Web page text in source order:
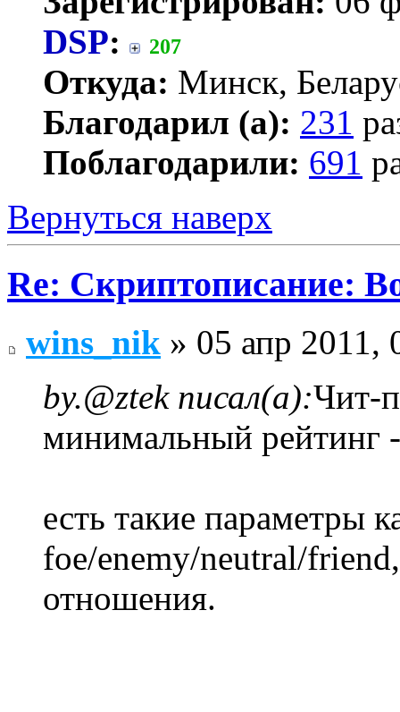
DSP: 207
Откуда: Минск,
Благодарил (а): 231
Поблагодарили: 691
Вернуться наверх
Re: Скриптописание:
wins_nik » 05 апр 2011,
by.@ztek писал(а):Чит-
минимальный рейтинг
есть такие параметры
foe/enemy/neutral/
отношения.